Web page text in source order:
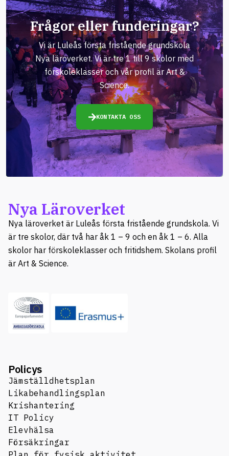
Frågor eller funderingar?
Vi är Luleås första fristående grundskola
Nya läroverket. Vi är tre 1 till 9 skolor med
förskoleklasser och vår profil är Art &
Science.
KONTAKTA OSS
Nya Läroverket
Nya läroverket är Luleås första fristående grundskola. Vi
är tre skolor, där två har åk 1 – 9 och en åk 1 – 6. Alla
skolor har förskoleklasser och fritidshem. Skolans profil
är Art & Science.
Policys
Jämställdhetsplan
Likabehandlingsplan
Krishantering
IT Policy
Elevhälsa
Försäkringar